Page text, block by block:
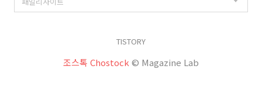
TISTORY
조스톡 Chostock © Magazine Lab